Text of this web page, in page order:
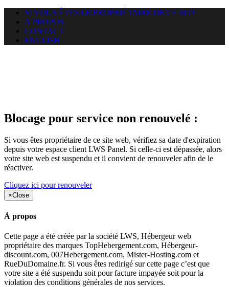
SI VOUS ÊTES LE PROPRIÉTAIRE DE CE SITE
A PROPOS
CONTACT
ENGLISH
Blocage pour service non renouvelé :
Si vous êtes propriétaire de ce site web, vérifiez sa date d'expiration
depuis votre espace client LWS Panel. Si celle-ci est dépassée, alors
votre site web est suspendu et il convient de renouveler afin de le
réactiver.
Cliquez ici pour renouveler
×Close
À propos
Cette page a été créée par la société LWS, Hébergeur web
propriétaire des marques TopHebergement.com, Hébergeur-
discount.com, 007Hebergement.com, Mister-Hosting.com et
RueDuDomaine.fr. Si vous êtes redirigé sur cette page c’est que
votre site a été suspendu soit pour facture impayée soit pour la
violation des conditions générales de nos services.